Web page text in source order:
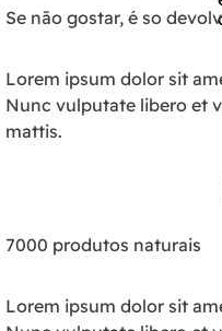
Se não gostar, é so
Lorem ipsum dolor sit
Nunc vulputate libero et
mattis.
7000 produtos naturais
Lorem ipsum dolor sit